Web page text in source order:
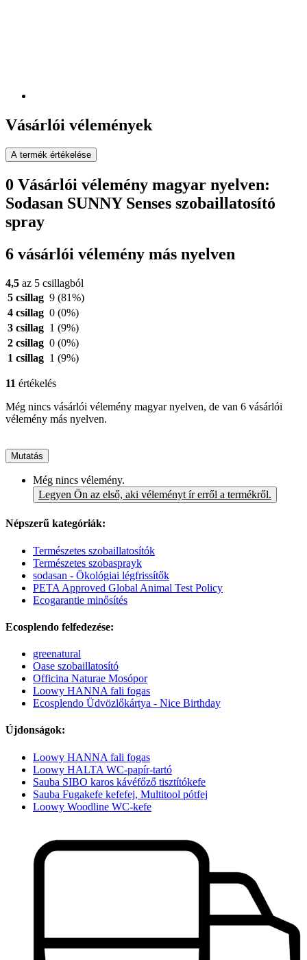
Vásárlói vélemények
A termék értékelése
0 Vásárlói vélemény magyar nyelven:
Sodasan SUNNY Senses szobaillatosító
spray
6 vásárlói vélemény más nyelven
4,5 az 5 csillagból
5 csillag 9 (81%)
4 csillag 0 (0%)
3 csillag 1 (9%)
2 csillag 0 (0%)
1 csillag 1 (9%)
11 értékelés
Még nincs vásárlói vélemény magyar nyelven, de van 6 vásárlói
vélemény más nyelven.
Mutatás
Még nincs vélemény.
Legyen Ön az első, aki véleményt ír erről a termékről.
Népszerű kategóriák:
Természetes szobaillatosítók
Természetes szobasprayk
sodasan - Ökológiai légfrissítők
PETA Approved Global Animal Test Policy
Ecogarantie minősítés
Ecosplendo felfedezése:
greenatural
Oase szobaillatosító
Officina Naturae Mosópor
Loowy HANNA fali fogas
Ecosplendo Üdvözlőkártya - Nice Birthday
Újdonságok:
Loowy HANNA fali fogas
Loowy HALTA WC-papír-tartó
Sauba SIBO karos kávéfőző tisztítókefe
Sauba Fugakefe kefefej, Multitool pótfej
Loowy Woodline WC-kefe